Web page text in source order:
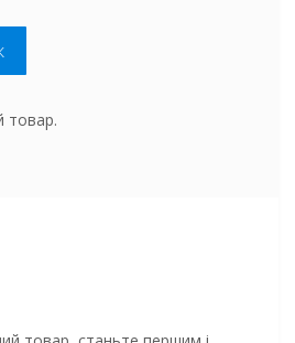
товар.